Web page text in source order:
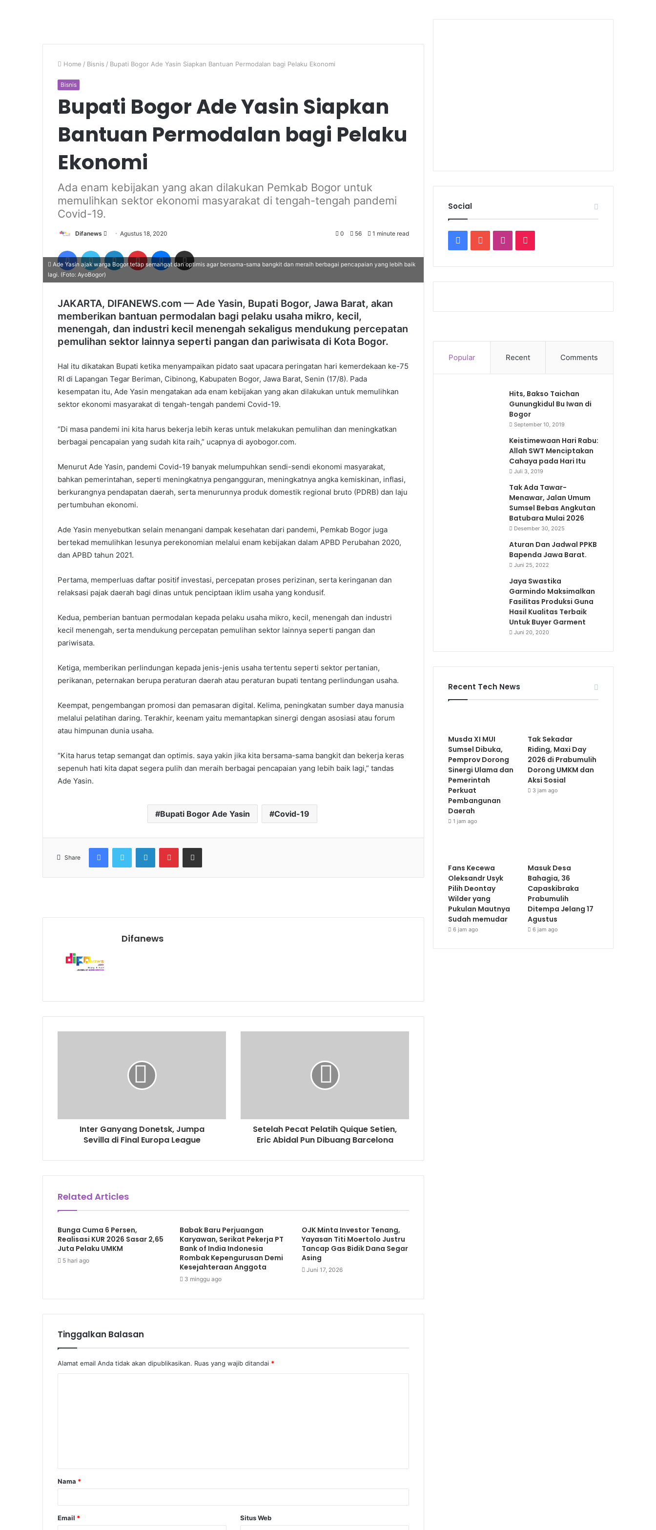
Home / Bisnis / Bupati Bogor Ade Yasin Siapkan Bantuan Permodalan bagi Pelaku Ekonomi
Bisnis
Bupati Bogor Ade Yasin Siapkan
Bantuan Permodalan bagi Pelaku
Ekonomi
Ada enam kebijakan yang akan dilakukan Pemkab Bogor untuk
memulihkan sektor ekonomi masyarakat di tengah-tengah pandemi
Covid-19.
Difanews
Send
email
Agustus 18, 2020 0 56 1 minute read
FacebookTwitter LinkedIn Pinterest Messenger
Ade Yasin ajak warga Bogor tetap semangat dan optimis agar bersama-sama bangkit dan meraih berbagai pencapaian yang lebih baik
lagi. (Foto: AyoBogor)
JAKARTA, DIFANEWS.com — Ade Yasin, Bupati Bogor, Jawa Barat, akan
memberikan bantuan permodalan bagi pelaku usaha mikro, kecil,
menengah, dan industri kecil menengah sekaligus mendukung percepatan
pemulihan sektor lainnya seperti pangan dan pariwisata di Kota Bogor.
Hal itu dikatakan Bupati ketika menyampaikan pidato saat upacara peringatan hari kemerdekaan ke-75
RI di Lapangan Tegar Beriman, Cibinong, Kabupaten Bogor, Jawa Barat, Senin (17/8). Pada
kesempatan itu, Ade Yasin mengatakan ada enam kebijakan yang akan dilakukan untuk memulihkan
sektor ekonomi masyarakat di tengah-tengah pandemi Covid-19.
“Di masa pandemi ini kita harus bekerja lebih keras untuk melakukan pemulihan dan meningkatkan
berbagai pencapaian yang sudah kita raih,” ucapnya di ayobogor.com.
Menurut Ade Yasin, pandemi Covid-19 banyak melumpuhkan sendi-sendi ekonomi masyarakat,
bahkan pemerintahan, seperti meningkatnya pengangguran, meningkatnya angka kemiskinan, inflasi,
berkurangnya pendapatan daerah, serta menurunnya produk domestik regional bruto (PDRB) dan laju
pertumbuhan ekonomi.
Ade Yasin menyebutkan selain menangani dampak kesehatan dari pandemi, Pemkab Bogor juga
bertekad memulihkan lesunya perekonomian melalui enam kebijakan dalam APBD Perubahan 2020,
dan APBD tahun 2021.
Pertama, memperluas daftar positif investasi, percepatan proses perizinan, serta keringanan dan
relaksasi pajak daerah bagi dinas untuk penciptaan iklim usaha yang kondusif.
Kedua, pemberian bantuan permodalan kepada pelaku usaha mikro, kecil, menengah dan industri
kecil menengah, serta mendukung percepatan pemulihan sektor lainnya seperti pangan dan
pariwisata.
Ketiga, memberikan perlindungan kepada jenis-jenis usaha tertentu seperti sektor pertanian,
perikanan, peternakan berupa peraturan daerah atau peraturan bupati tentang perlindungan usaha.
Keempat, pengembangan promosi dan pemasaran digital. Kelima, peningkatan sumber daya manusia
melalui pelatihan daring. Terakhir, keenam yaitu memantapkan sinergi dengan asosiasi atau forum
atau himpunan dunia usaha.
“Kita harus tetap semangat dan optimis. saya yakin jika kita bersama-sama bangkit dan bekerja keras
sepenuh hati kita dapat segera pulih dan meraih berbagai pencapaian yang lebih baik lagi,” tandas
Ade Yasin.
Bupati Bogor Ade Yasin Covid-19
Share
FacebookTwitter LinkedInPinterestShare via Email
Difanews
Inter Ganyang Donetsk, Jumpa
Sevilla di Final Europa League
Setelah Pecat Pelatih Quique Setien,
Eric Abidal Pun Dibuang Barcelona
Related Articles
Bunga Cuma 6 Persen,
Realisasi KUR 2026 Sasar 2,65
Juta Pelaku UMKM
5 hari ago
Babak Baru Perjuangan
Karyawan, Serikat Pekerja PT
Bank of India Indonesia
Rombak Kepengurusan Demi
Kesejahteraan Anggota
3 minggu ago
OJK Minta Investor Tenang,
Yayasan Titi Moertolo Justru
Tancap Gas Bidik Dana Segar
Asing
Juni 17, 2026
Tinggalkan Balasan
Alamat email Anda tidak akan dipublikasikan. Ruas yang wajib ditandai *
Nama *
Email * Situs Web
Social
FacebookYouTubeInstagram
Popular Recent Comments
Hits, Bakso Taichan
Gunungkidul Bu Iwan di
Bogor
September 10, 2019
Keistimewaan Hari Rabu:
Allah SWT Menciptakan
Cahaya pada Hari Itu
Juli 3, 2019
Tak Ada Tawar-
Menawar, Jalan Umum
Sumsel Bebas Angkutan
Batubara Mulai 2026
Desember 30, 2025
Aturan Dan Jadwal PPKB
Bapenda Jawa Barat.
Juni 25, 2022
Jaya Swastika
Garmindo Maksimalkan
Fasilitas Produksi Guna
Hasil Kualitas Terbaik
Untuk Buyer Garment
Juni 20, 2020
Recent Tech News
Musda XI MUI
Sumsel Dibuka,
Pemprov Dorong
Sinergi Ulama dan
Pemerintah
Perkuat
Pembangunan
Daerah
1 jam ago
Tak Sekadar
Riding, Maxi Day
2026 di Prabumulih
Dorong UMKM dan
Aksi Sosial
3 jam ago
Fans Kecewa
Oleksandr Usyk
Pilih Deontay
Wilder yang
Pukulan Mautnya
Sudah memudar
6 jam ago
Masuk Desa
Bahagia, 36
Capaskibraka
Prabumulih
Ditempa Jelang 17
Agustus
6 jam ago